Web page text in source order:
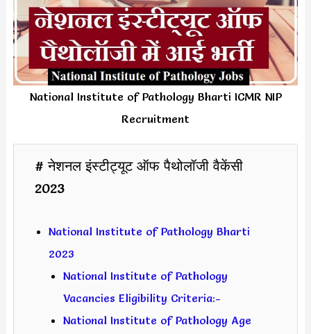
National Institute of Pathology Bharti ICMR NIP
Recruitment
# नेशनल इंस्टीट्यूट ऑफ पैथोलॉजी वैकेंसी
2023
National Institute of Pathology Bharti
2023
National Institute of Pathology
Vacancies Eligibility Criteria:-
National Institute of Pathology Age